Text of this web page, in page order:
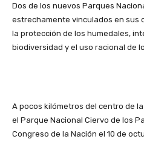
Dos de los nuevos Parques
estrechamente vinculados en sus
la protección de los humedales,
biodiversidad y el uso racional de
A pocos kilómetros del centro de
el Parque Nacional Ciervo de los
Congreso de la Nación el 10 de